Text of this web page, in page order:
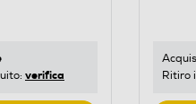
verifica Ritiro